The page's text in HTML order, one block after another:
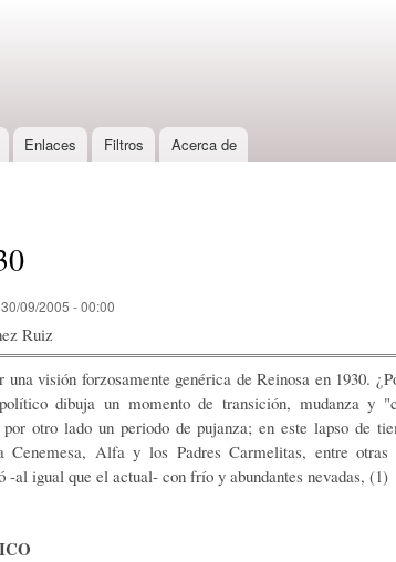
Enlaces Filtros Acerca de
09/2005 - 00:00
Ruiz
visión forzosamente genérica de Reinosa en 1930.
dibuja un momento de transición, mudanza y
otro lado un periodo de pujanza; en este lapso de
Cenemesa, Alfa y los Padres Carmelitas, entre otras
-al igual que el actual- con frío y abundantes nevadas, (1)